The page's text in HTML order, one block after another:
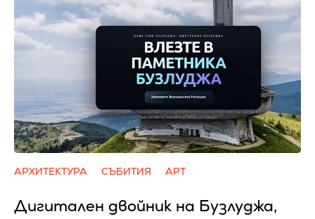
АРХИТЕКТУРА СЪБИТИЯ АРТ
Дигитален двойник на Бузлуджа,